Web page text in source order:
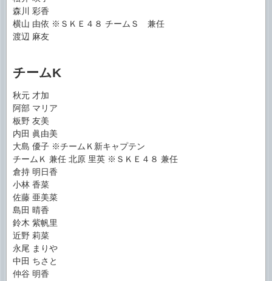
森川 彩香
横山 由依 ※ＳＫＥ４８ チームＳ 兼任
渡辺 麻友
チームK
秋元 才加
阿部 マリア
板野 友美
内田 眞由美
大島 優子 ※チームＫ新キャプテン
チームＫ 兼任 北原 里英 ※ＳＫＥ４８ 兼任
倉持 明日香
小林 香菜
佐藤 亜美菜
島田 晴香
鈴木 紫帆里
近野 莉菜
永尾 まりや
中田 ちさと
仲谷 明香